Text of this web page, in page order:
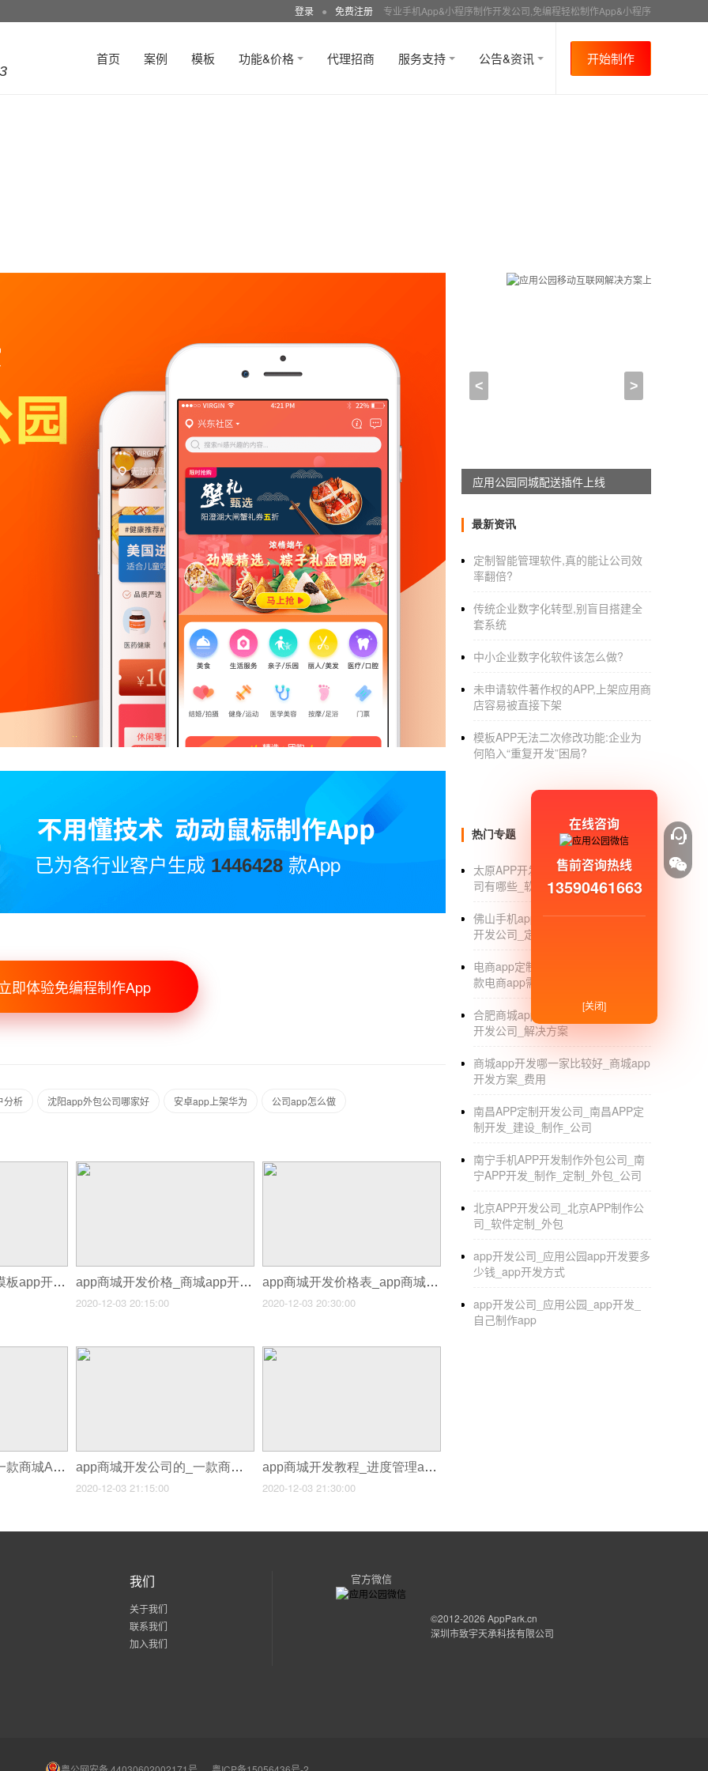
登录 ● 免费注册 专业手机App&小程序制作开发公司,免编程轻松制作App&小程序
首页 案例 模板 功能&价格 代理招商 服务支持 公告&资讯 开始制作
2021-08-03 10:30:00
为很多商家带来了很好的网络平台。先说微
事实上，影响微商城分销系统
用性较佳、安全性能突出、稳定性明显的优势
2.商城体系中的开发开发模式
数中小商家都是在micro-商城模板，应用的
3.商城体系开发开发商人
如果你想花更少的钱得到一个更好的商城系
开发运营一个APP商城需要什么资质
操作APP商城开发需要什么资质
社区团购APP开发(现成)
社区团购APP开发(现成)1。商城的表现是安
验都有很大的影响。2.完整实用的商城函数
能可以为用户和商家节省更多的操作时间，
哪个是较好的分销系统？分销软件开发需要多
哪个是较好的分销系统？分销软件开发需要
本，但是低。2.3.分销软件功能构建了一个
也比较难，所以建有功能的费用应该根据商
以正常运行，为微分销系统提供相应的服务
的建设
已为各行业客户生成 1446428 款App
即体验免编程制作App
分析 沈阳app外包公司哪家好 安卓app上架华为 公司app怎么做
app商城开发_商城模板app开发教程 app商城开发价格_商城app开发要多久
2020-12-03 20:15:00
app商城开发价格表_app商城开发模式
2020-12-03 20:30:00
app商城开发公司_一款商城App开发周期 app商城开发公司的_一款商城App开发周期
2020-12-03 21:15:00
app商城开发教程_进度管理app开发
2020-12-03 21:30:00
< >
应用公园移动互联网解决方案上线
最新资讯
定制智能管理软件,真的能让公司效
率翻倍?
传统企业数字化转型,别盲目搭建全
套系统
中小企业数字化软件该怎么做?
未申请软件著作权的APP,上架应用商
店容易被直接下架
模板APP无法二次修改功能:企业为
何陷入“重复开发”困局?
热门专题
太原APP开发_太原APP软件开发公
司有哪些_软件制作_价格_排名
佛山手机app开发公司_佛山app外包
开发公司_定制_排名
电商app定制开发报价_定制开发一
款电商app需要多少钱_公司
合肥商城app开发_合肥手机商城app
开发公司_解决方案
商城app开发哪一家比较好_商城app
开发方案_费用
南昌APP定制开发公司_南昌APP定
制开发_建设_制作_公司
南宁手机APP开发制作外包公司_南
宁APP开发_制作_定制_外包_公司
北京APP开发公司_北京APP制作公
司_软件定制_外包
app开发公司_应用公园app开发要多
少钱_app开发方式
app开发公司_应用公园_app开发_
自己制作app
我们
关于我们
联系我们
加入我们
官方微信
©2012-2026 AppPark.cn
深圳市致宇天承科技有限公司
在线咨询
售前咨询热线
13590461663
[关闭]